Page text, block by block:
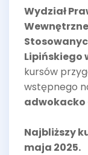
Wydział
Lipińskiego
kursów
wstępnego
adwokacko
Najbliższy
maja 2025.